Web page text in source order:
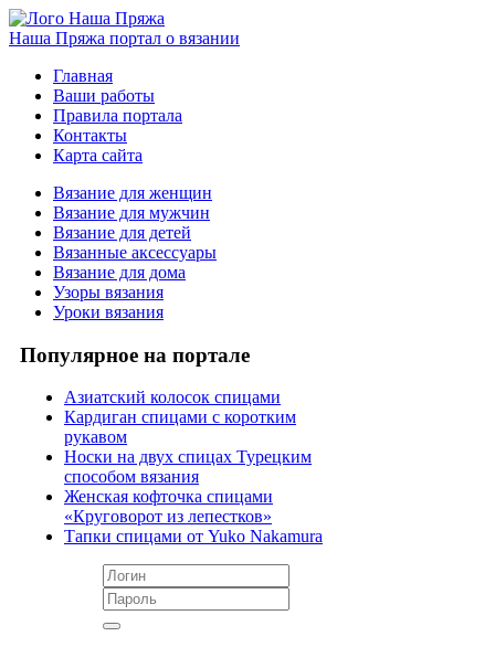
Наша Пряжа портал о вязании
Главная
Ваши работы
Правила портала
Контакты
Карта сайта
Вязание для женщин
Вязание для мужчин
Вязание для детей
Вязанные аксессуары
Вязание для дома
Узоры вязания
Уроки вязания
Популярное на портале
Азиатский колосок спицами
Кардиган спицами с коротким
рукавом
Носки на двух спицах Турецким
способом вязания
Женская кофточка спицами
«Круговорот из лепестков»
Тапки спицами от Yuko Nakamura